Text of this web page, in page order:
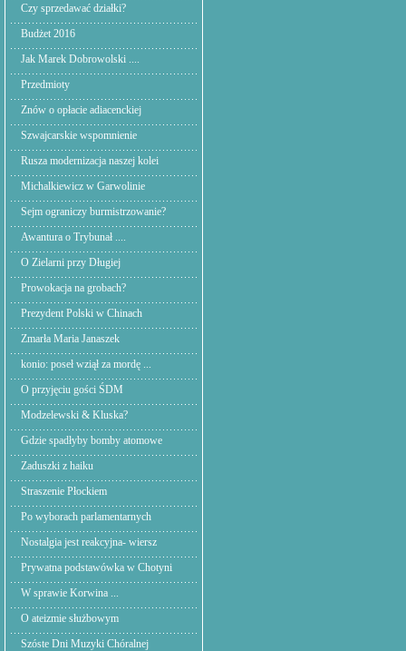
Czy sprzedawać działki?
Budżet 2016
Jak Marek Dobrowolski ....
Przedmioty
Znów o opłacie adiacenckiej
Szwajcarskie wspomnienie
Rusza modernizacja naszej kolei
Michalkiewicz w Garwolinie
Sejm ograniczy burmistrzowanie?
Awantura o Trybunał ....
O Zielarni przy Długiej
Prowokacja na grobach?
Prezydent Polski w Chinach
Zmarła Maria Janaszek
konio: poseł wziął za mordę ...
O przyjęciu gości ŚDM
Modzelewski & Kluska?
Gdzie spadłyby bomby atomowe
Zaduszki z haiku
Straszenie Płockiem
Po wyborach parlamentarnych
Nostalgia jest reakcyjna- wiersz
Prywatna podstawówka w Chotyni
W sprawie Korwina ...
O ateizmie służbowym
Szóste Dni Muzyki Chóralnej